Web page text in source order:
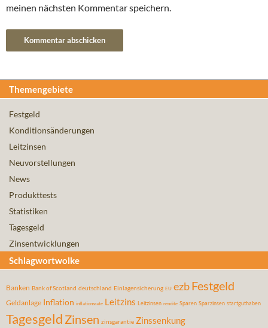
meinen nächsten Kommentar speichern.
Themengebiete
Festgeld
Konditionsänderungen
Leitzinsen
Neuvorstellungen
News
Produkttests
Statistiken
Tagesgeld
Zinsentwicklungen
Schlagwortwolke
Banken Bank of Scotland deutschland Einlagensicherung EU ezbFestgeld
Geldanlage Inflation inflationsrate Leitzins Leitzinsen rendite Sparen Sparzinsen startguthaben
Tagesgeld Zinsen zinsgarantie Zinssenkung